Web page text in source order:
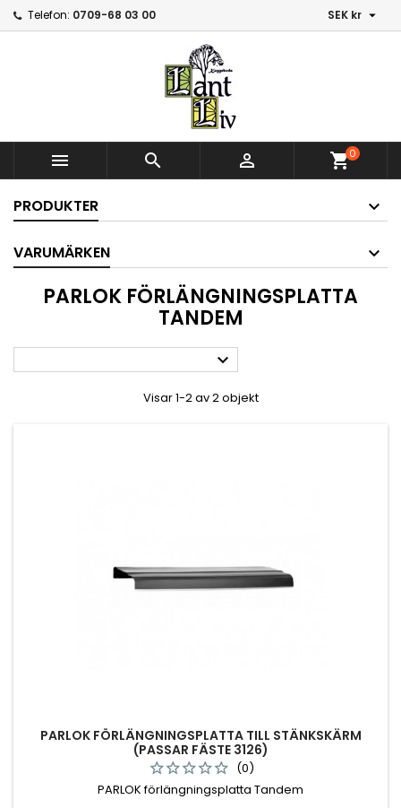
Telefon: 0709-68 03 00 SEK kr 
   shopping_cart0
PRODUKTER
VARUMÄRKEN
PARLOK FÖRLÄNGNINGSPLATTA
TANDEM

Visar 1-2 av 2 objekt
PARLOK FÖRLÄNGNINGSPLATTA TILL STÄNKSKÄRM
(PASSAR FÄSTE 3126)
(0)
PARLOK förlängningsplatta Tandem